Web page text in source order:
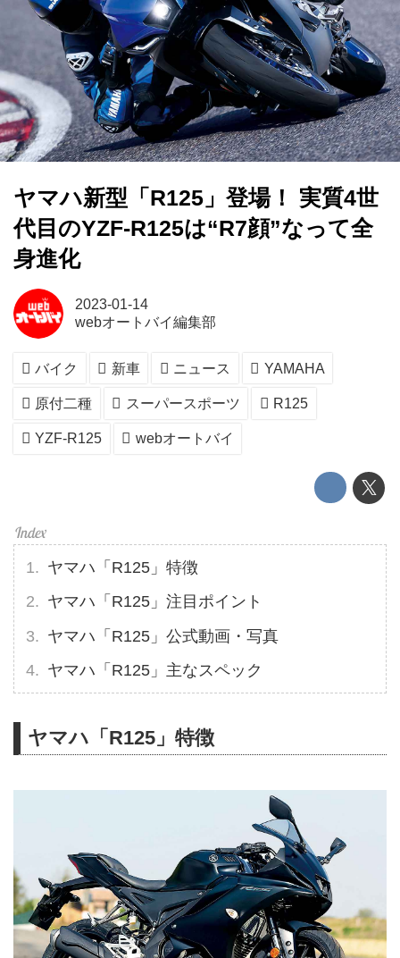
ヤマハ新型「R125」登場！ 実質4世
代目のYZF-R125は“R7顔”なって全
身進化
2023-01-14
webオートバイ編集部
バイク 新車 ニュース YAMAHA
原付二種 スーパースポーツ R125
YZF-R125 webオートバイ
ヤマハ「R125」特徴
ヤマハ「R125」注目ポイント
ヤマハ「R125」公式動画・写真
ヤマハ「R125」主なスペック
ヤマハ「R125」特徴